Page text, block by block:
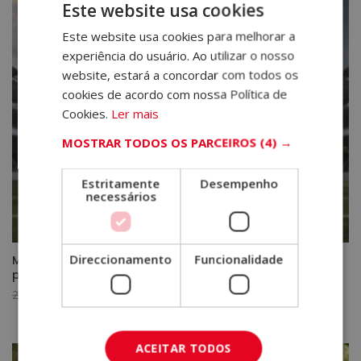
1.520,00€.380,00€.
Mestrado em scouting no futebol + mestrado em
psicologia desportiva
2.880,00
preço
O
preço
atual
Este website usa cookies
Este website usa cookies para melhorar a
experiência do usuário. Ao utilizar o nosso
website, estará a concordar com todos os
cookies de acordo com nossa Política de
Cookies. Ler mais
MOSTRAR TODOS OS PARCEIROS (4) →
Estritamente
necessários
Desempenho
Direccionamento Funcionalidade
ACEITAR TODOS